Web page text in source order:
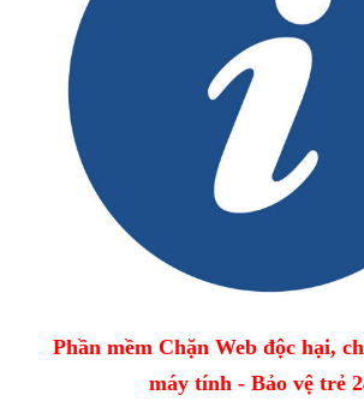
Phần mềm Chặn Web độc hại,
máy tính - Bảo vệ trẻ